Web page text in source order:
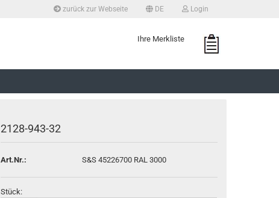
zurück zur Webseite DE Login
Ihre Merkliste
2128-943-32
Art.Nr.: S&S 45226700 RAL 3000
Stück: